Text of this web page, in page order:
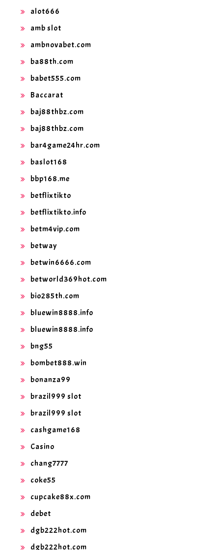
alot666
amb slot
ambnovabet.com
ba88th.com
babet555.com
Baccarat
baj88thbz.com
baj88thbz.com
bar4game24hr.com
baslot168
bbp168.me
betflixtikto
betflixtikto.info
betm4vip.com
betway
betwin6666.com
betworld369hot.com
bio285th.com
bluewin8888.info
bluewin8888.info
bng55
bombet888.win
bonanza99
brazil999 slot
brazil999 slot
cashgame168
Casino
chang7777
coke55
cupcake88x.com
debet
dgb222hot.com
dgb222hot.com